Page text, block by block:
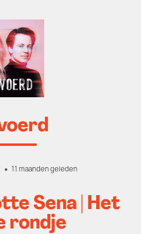
11 maanden geleden
Sena | Het
rondje